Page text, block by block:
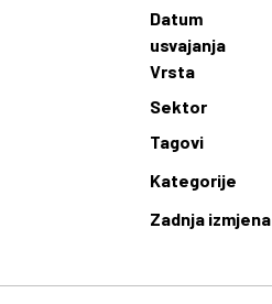
Datum
usvajanja
Vrsta
Sektor
Tagovi
Kategorije
Zadnja izmjena